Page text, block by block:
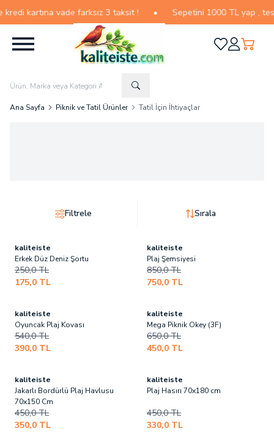
kartına vade farksız 3 taksit ! • Sepetini 1000 TL yap ,
Favorilerim
HesabımSepetim
Ana Sayfa Piknik ve Tatil Ürünler Tatil İçin İhtiyaçlar
Filtrele Sırala
Son1ürün!
kaliteiste
Erkek Düz Deniz Şortu
250,0TL
175,0 TL
Son2ürün!
kaliteiste
Plaj Şemsiyesi
850,0TL
750,0 TL
kaliteiste
Oyuncak Plaj Kovası
540,0TL
390,0 TL
Son3ürün!
kaliteiste
Mega Piknik Okey (3F)
650,0TL
450,0 TL
kaliteiste
Jakarlı Bordürlü Plaj Havlusu
70x150 Cm
450,0TL
350,0 TL
Son3ürün!
kaliteiste
Plaj Hasırı 70x180 cm
450,0TL
330,0 TL